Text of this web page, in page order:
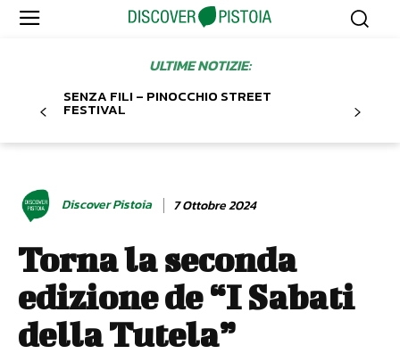
ULTIME NOTIZIE:
SENZA FILI – PINOCCHIO STREET
FESTIVAL
Discover Pistoia 7 Ottobre 2024
Torna la seconda
edizione de “I Sabati
della Tutela”